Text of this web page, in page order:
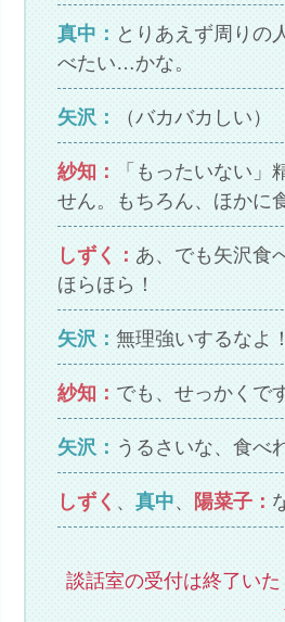
真中： とりあえず周りの
べたい…かな。
矢沢： （バカバカしい）
紗知：
「もったいない
せん。もちろん、ほかに
しずく： あ、でも矢沢食
ほらほら！
矢沢： 無理強いするなよ！
紗知： でも、せっかくで
矢沢： うるさいな、食べ
しずく 、 真中、 陽菜子：
談話室の受付は終了い